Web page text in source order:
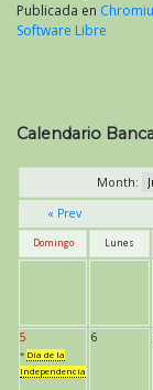
Publicada en
Software Libre
Calendario
Month:
« Prev
Domingo Lunes
5
* Día de la
Independencia
6